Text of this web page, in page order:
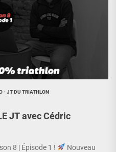
- JT DU TRIATHLON
JT avec Cédric
8 | Épisode 1 !
Nouveau